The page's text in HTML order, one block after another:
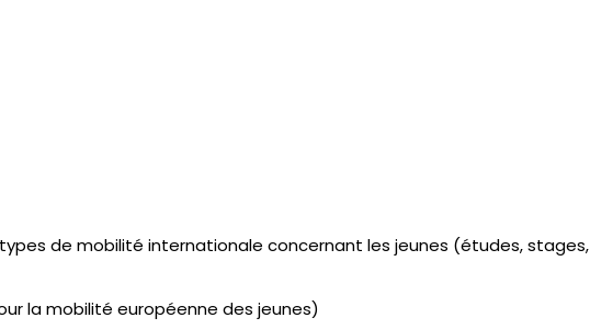
de mobilité internationale concernant les jeunes (études, stages,
la mobilité européenne des jeunes)